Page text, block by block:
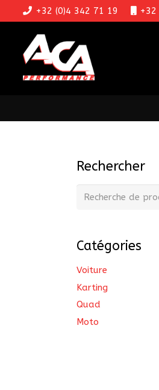
+32 (0)4 342 71 19 +32
Rechercher
Recherche
Catégories
Voiture
Karting
Quad
Moto